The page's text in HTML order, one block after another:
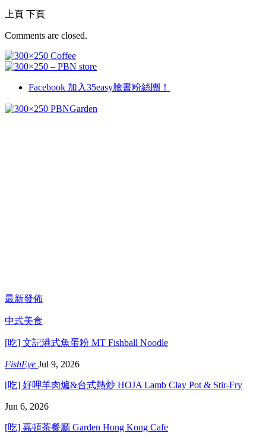
上頁 下頁
Comments are closed.
Facebook 加入35easy臉書粉絲團！
最新發佈
中式美食
[吃] 文記港式魚蛋粉 MT Fishball Noodle
FishEye Jul 9, 2026
[吃] 好呷羊肉爐&台式熱炒 HOJA Lamb Clay Pot & Stir-Fry
Jun 6, 2026
[吃] 嘉頓茶餐廳 Garden Hong Kong Cafe